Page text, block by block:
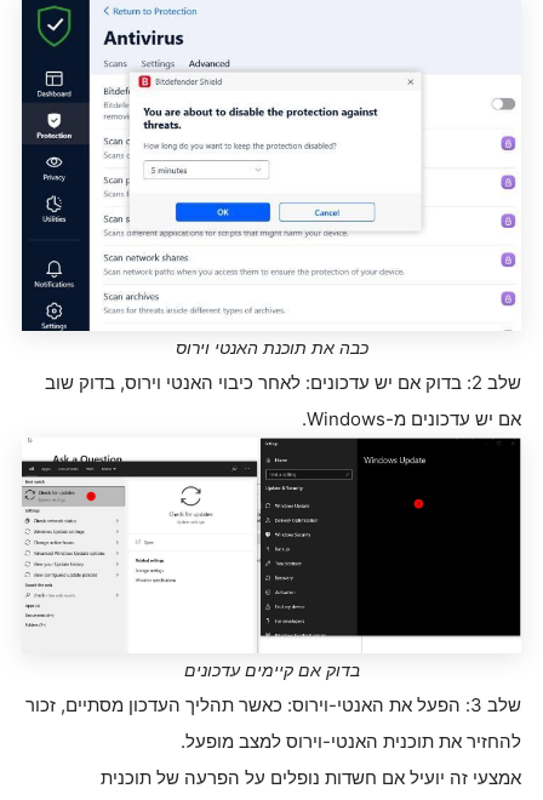
כבה את תוכנת האנטי וירוס
שלב 2: בדוק אם יש עדכונים: לאחר כיבוי האנטי וירוס, בדוק שוב
אם יש עדכונים מ-Windows.
בדוק אם קיימים עדכונים
שלב 3: הפעל את האנטי-וירוס: כאשר תהליך העדכון מסתיים, זכור
להחזיר את תוכנית האנטי-וירוס למצב מופעל.
אמצעי זה יועיל אם חשדות נופלים על הפרעה של תוכנית